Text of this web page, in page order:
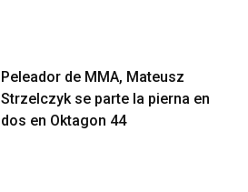
Peleador de MMA, Mateusz
Strzelczyk se parte la pierna en
dos en Oktagon 44